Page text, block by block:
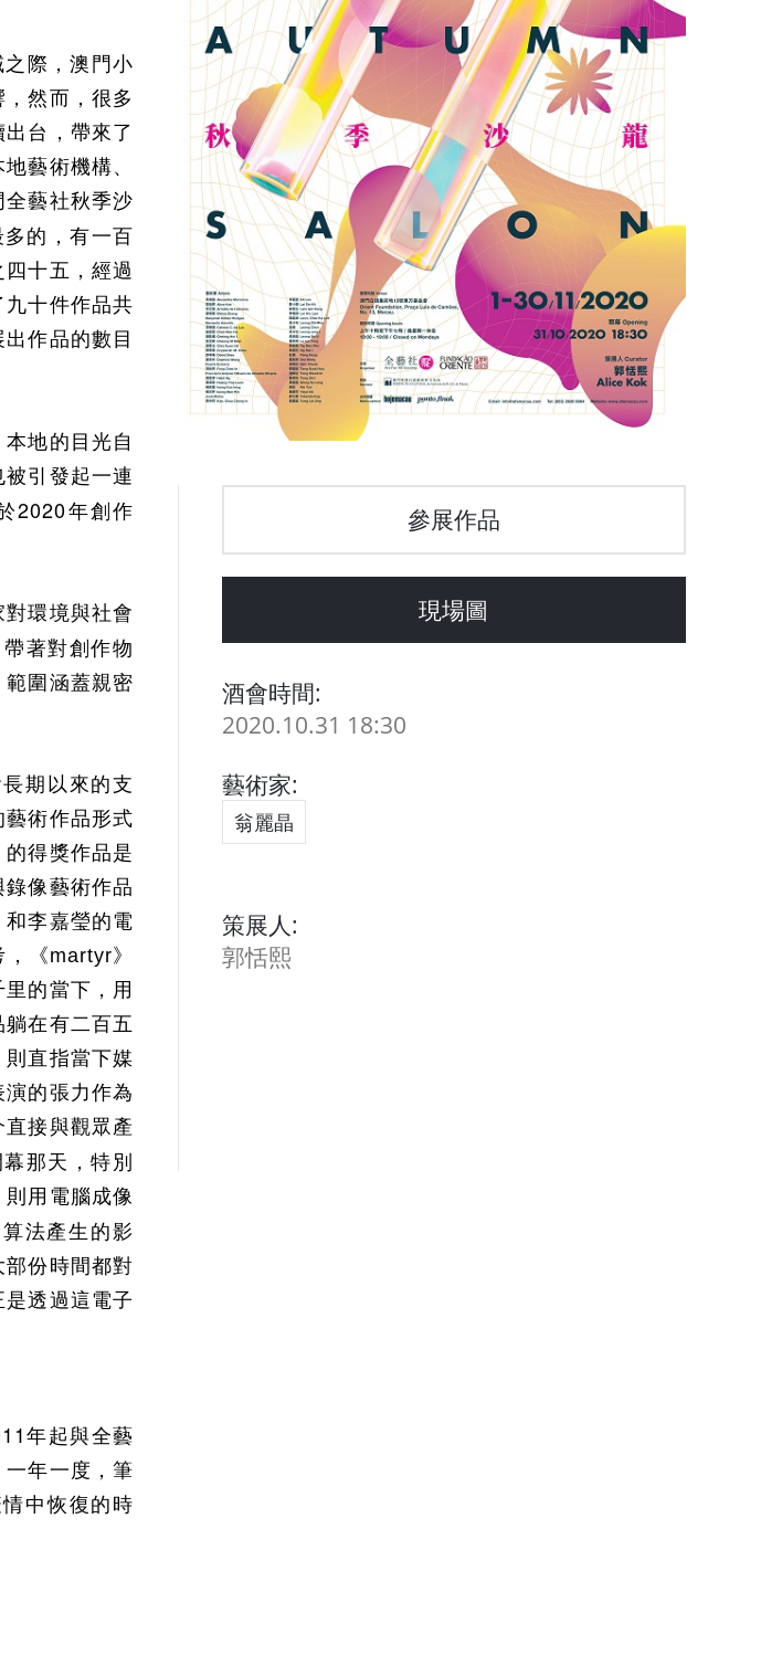
之際，澳門小
然而，很多
台，帶來了
藝術機構、
藝社秋季沙
多的，有一百
十五，經過
十件作品共
作品的數目
地的目光自
引發起一連
2020年創作
環境與社會
著對創作物
圍涵蓋親密
期以來的支
術作品形式
的得獎作品是
像藝術作品
李嘉瑩的電
，《martyr》
的當下，用
在有二百五
直指當下媒
的張力作為
接與觀眾產
那天，特別
用 電腦成像
法產生的影
部份時間都對
是透過這電子
年起與全藝
一年一度，筆
中恢復的時
參展作品
現場圖
酒會時間:
2020.10.31 18:30
藝術家:
翁麗晶
策展人:
郭恬熙